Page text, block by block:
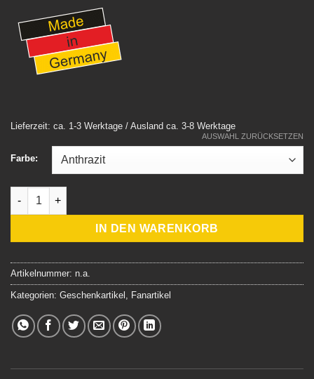
Lieferzeit: ca. 1-3 Werktage / Ausland ca. 3-8 Werktage
Farbe:
AUSWAHL ZURÜCKSETZEN
Das Allroundbastler Vogelfutterhaus Menge
IN DEN WARENKORB
Artikelnummer: n.a.
Kategorien: Geschenkartikel Fanartikel